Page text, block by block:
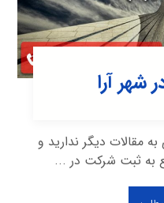
آرا
به مقالات دیگر ندارید و
به ثبت شرکت در ...